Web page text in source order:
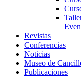
Revistas
Conferencias
Noticias
Museo de
Publicaciones